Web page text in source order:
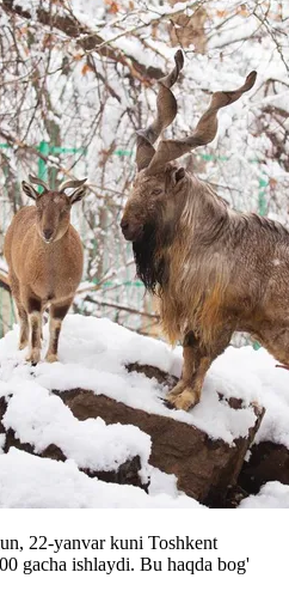
22-yanvar kuni Toshkent
gacha ishlaydi. Bu haqda bog'